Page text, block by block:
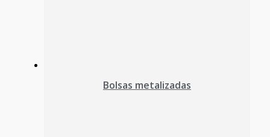
Bolsas metalizadas